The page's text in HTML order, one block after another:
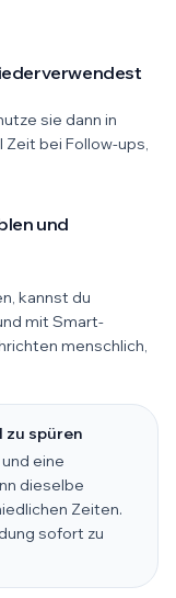
sie dann in
Zeit bei Follow-ups,
und
kannst du
mit Smart-
menschlich,
zu spüren
eine
dieselbe
Zeiten.
sofort zu